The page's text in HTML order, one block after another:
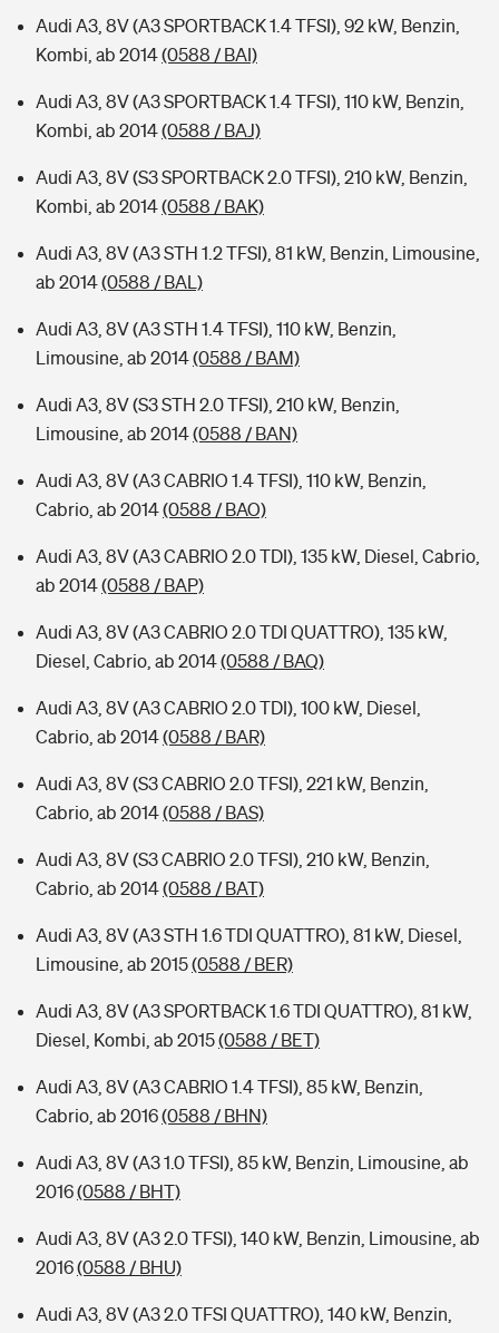
Audi A3, 8V (A3 SPORTBACK 1.4 TFSI), 92 kW, Benzin,
Kombi, ab 2014(0588 / BAI)
Audi A3, 8V (A3 SPORTBACK 1.4 TFSI), 110 kW, Benzin,
Kombi, ab 2014(0588 / BAJ)
Audi A3, 8V (S3 SPORTBACK 2.0 TFSI), 210 kW, Benzin,
Kombi, ab 2014(0588 / BAK)
Audi A3, 8V (A3 STH 1.2 TFSI), 81 kW, Benzin, Limousine,
ab 2014(0588 / BAL)
Audi A3, 8V (A3 STH 1.4 TFSI), 110 kW, Benzin,
Limousine, ab 2014(0588 / BAM)
Audi A3, 8V (S3 STH 2.0 TFSI), 210 kW, Benzin,
Limousine, ab 2014(0588 / BAN)
Audi A3, 8V (A3 CABRIO 1.4 TFSI), 110 kW, Benzin,
Cabrio, ab 2014(0588 / BAO)
Audi A3, 8V (A3 CABRIO 2.0 TDI), 135 kW, Diesel, Cabrio,
ab 2014(0588 / BAP)
Audi A3, 8V (A3 CABRIO 2.0 TDI QUATTRO), 135 kW,
Diesel, Cabrio, ab 2014(0588 / BAQ)
Audi A3, 8V (A3 CABRIO 2.0 TDI), 100 kW, Diesel,
Cabrio, ab 2014(0588 / BAR)
Audi A3, 8V (S3 CABRIO 2.0 TFSI), 221 kW, Benzin,
Cabrio, ab 2014(0588 / BAS)
Audi A3, 8V (S3 CABRIO 2.0 TFSI), 210 kW, Benzin,
Cabrio, ab 2014(0588 / BAT)
Audi A3, 8V (A3 STH 1.6 TDI QUATTRO), 81 kW, Diesel,
Limousine, ab 2015(0588 / BER)
Audi A3, 8V (A3 SPORTBACK 1.6 TDI QUATTRO), 81 kW,
Diesel, Kombi, ab 2015(0588 / BET)
Audi A3, 8V (A3 CABRIO 1.4 TFSI), 85 kW, Benzin,
Cabrio, ab 2016(0588 / BHN)
Audi A3, 8V (A3 1.0 TFSI), 85 kW, Benzin, Limousine, ab
2016(0588 / BHT)
Audi A3, 8V (A3 2.0 TFSI), 140 kW, Benzin, Limousine, ab
2016(0588 / BHU)
Audi A3, 8V (A3 2.0 TFSI QUATTRO), 140 kW, Benzin,